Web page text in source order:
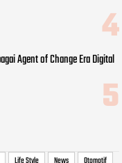
Agent of Change Era Digital